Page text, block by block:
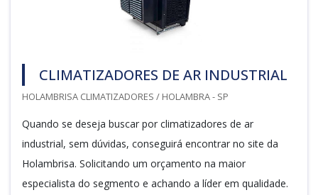
CLIMATIZADORES DE AR INDUSTRIAL
HOLAMBRISA CLIMATIZADORES / HOLAMBRA - SP
Quando se deseja buscar por climatizadores de ar
industrial, sem dúvidas, conseguirá encontrar no site da
Holambrisa. Solicitando um orçamento na maior
especialista do segmento e achando a líder em qualidade.